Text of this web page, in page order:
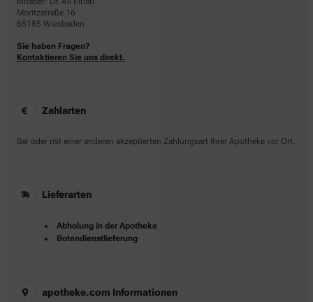
Moritzstraße 16
65185 Wiesbaden
Sie haben Fragen?
Kontaktieren Sie uns direkt.
Zahlarten
Bar oder mit einer anderen akzeptierten Zahlungsart Ihrer Apotheke vor Ort.
Lieferarten
Abholung in der Apotheke
Botendienstlieferung
apotheke.com Informationen